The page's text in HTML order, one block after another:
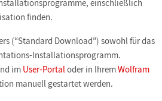
einschließlich
finden.
(“Standard Download”) sowohl für das
Installationsprogramm.
im User-Portaloder in IhremWolfram
manuell gestartet werden.